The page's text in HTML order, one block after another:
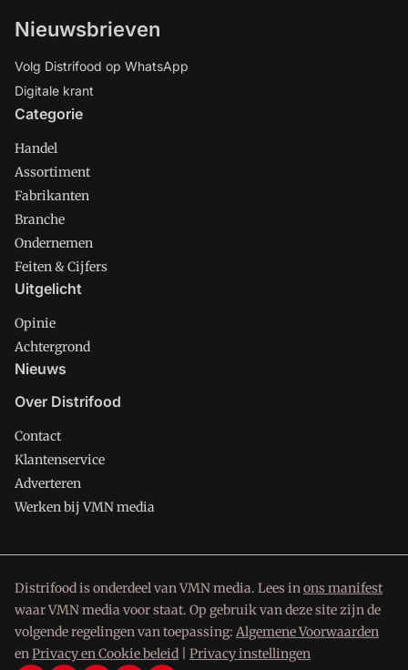
Nieuwsbrieven
Volg Distrifood op WhatsApp
Digitale krant
Categorie
Handel
Assortiment
Fabrikanten
Branche
Ondernemen
Feiten & Cijfers
Uitgelicht
Opinie
Achtergrond
Nieuws
Over Distrifood
Contact
Klantenservice
Adverteren
Werken bij VMN media
Distrifood is onderdeel van VMN media. Lees inons manifest
waar VMN media voor staat. Op gebruik van deze site zijn de
volgende regelingen van toepassing: Algemene Voorwaarden
enPrivacy en Cookie beleid Privacy instellingen